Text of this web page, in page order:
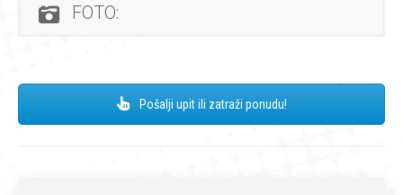
FOTO:
Pošalji upit ili zatraži ponudu!